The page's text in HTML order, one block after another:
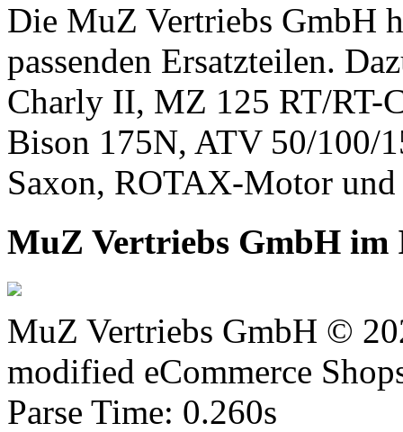
Die MuZ Vertriebs GmbH
passenden Ersatzteilen.
Charly II, MZ 125 RT/RT-
Bison 175N, ATV 50/100/
Saxon, ROTAX-Motor
MuZ Vertriebs GmbH im
MuZ Vertriebs GmbH ©
modified eCommerce
Parse Time: 0.260s